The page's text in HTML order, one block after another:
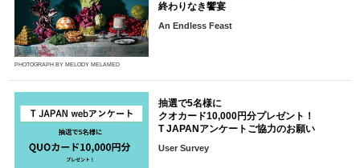
PHOTOGRAPH BY MELODY MELAMED
終わりなき饗宴
An Endless Feast
抽選で5名様に
クオカード10,000円分プレゼント！
T JAPANアンケートご協力のお願い
User Survey